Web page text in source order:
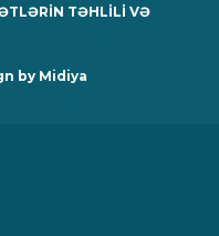
TƏHLİLİ VƏ
by Midiya